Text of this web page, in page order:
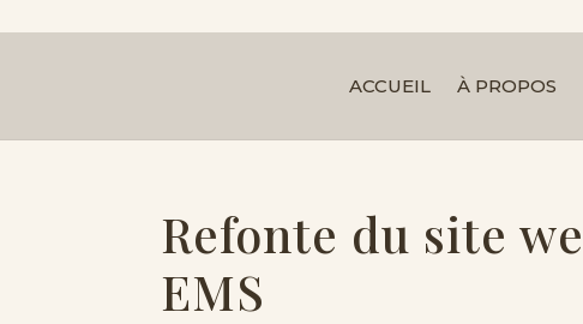
ACCUEIL À PROPOS
Refonte du site
EMS